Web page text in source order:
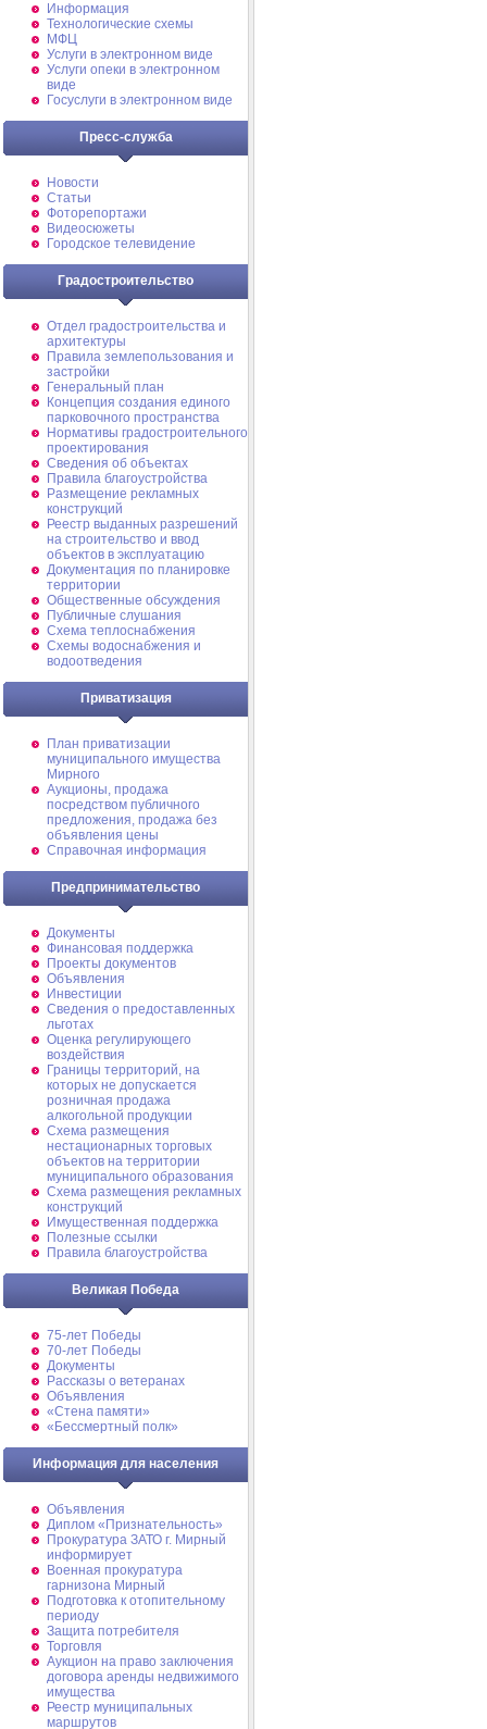
Информация
Технологические схемы
МФЦ
Услуги в электронном виде
Услуги опеки в электронном
виде
Госуслуги в электронном виде
Пресс-служба
Новости
Статьи
Фоторепортажи
Видеосюжеты
Городское телевидение
Градостроительство
Отдел градостроительства и
архитектуры
Правила землепользования и
застройки
Генеральный план
Концепция создания единого
парковочного пространства
Нормативы градостроительного
проектирования
Сведения об объектах
Правила благоустройства
Размещение рекламных
конструкций
Реестр выданных разрешений
на строительство и ввод
объектов в эксплуатацию
Документация по планировке
территории
Общественные обсуждения
Публичные слушания
Схема теплоснабжения
Схемы водоснабжения и
водоотведения
Приватизация
План приватизации
муниципального имущества
Мирного
Аукционы, продажа
посредством публичного
предложения, продажа без
объявления цены
Справочная информация
Предпринимательство
Документы
Финансовая поддержка
Проекты документов
Объявления
Инвестиции
Сведения о предоставленных
льготах
Оценка регулирующего
воздействия
Границы территорий, на
которых не допускается
розничная продажа
алкогольной продукции
Схема размещения
нестационарных торговых
объектов на территории
муниципального образования
Схема размещения рекламных
конструкций
Имущественная поддержка
Полезные ссылки
Правила благоустройства
Великая Победа
75-лет Победы
70-лет Победы
Документы
Рассказы о ветеранах
Объявления
«Стена памяти»
«Бессмертный полк»
Информация для населения
Объявления
Диплом «Признательность»
Прокуратура ЗАТО г. Мирный
информирует
Военная прокуратура
гарнизона Мирный
Подготовка к отопительному
периоду
Защита потребителя
Торговля
Аукцион на право заключения
договора аренды недвижимого
имущества
Реестр муниципальных
маршрутов